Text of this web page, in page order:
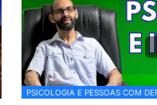
PSICOLOGIA E PESSOAS COM